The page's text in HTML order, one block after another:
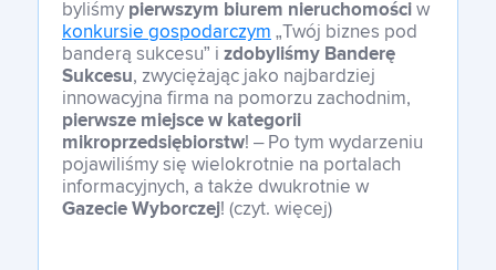
byliśmy pierwszym biurem nieruchomości w
konkursie gospodarczym „Twój biznes pod
banderą sukcesu” i zdobyliśmy Banderę
Sukcesu, zwyciężając jako najbardziej
innowacyjna firma na pomorzu zachodnim,
pierwsze miejsce w kategorii
mikroprzedsiębiorstw! – Po tym wydarzeniu
pojawiliśmy się wielokrotnie na portalach
informacyjnych, a także dwukrotnie w
Gazecie Wyborczej! (czyt. więcej)